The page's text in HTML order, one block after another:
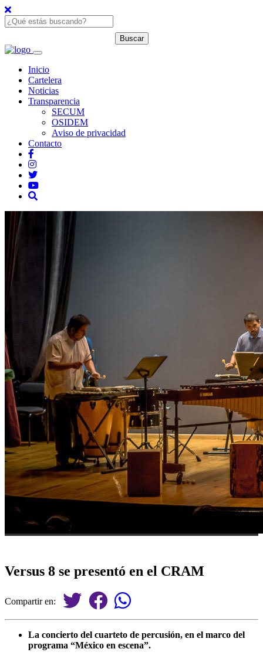
Inicio
Cartelera
Noticias
Transparencia
SECUM
OSIDEM
Aviso de privacidad
Contacto
Versus 8 se presentó en el CRAM
Compartir en:
La concierto del cuarteto de percusión, en el marco del
programa “México en escena”.